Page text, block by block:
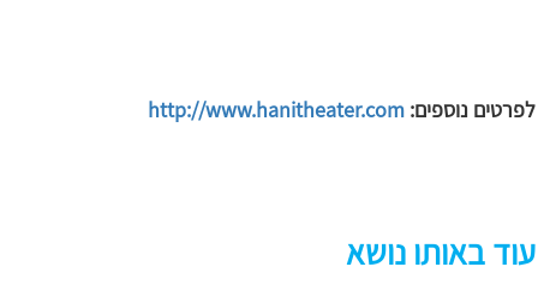
לפרטים נוספים: http://www.hanitheater.com
עוד באותו נושא